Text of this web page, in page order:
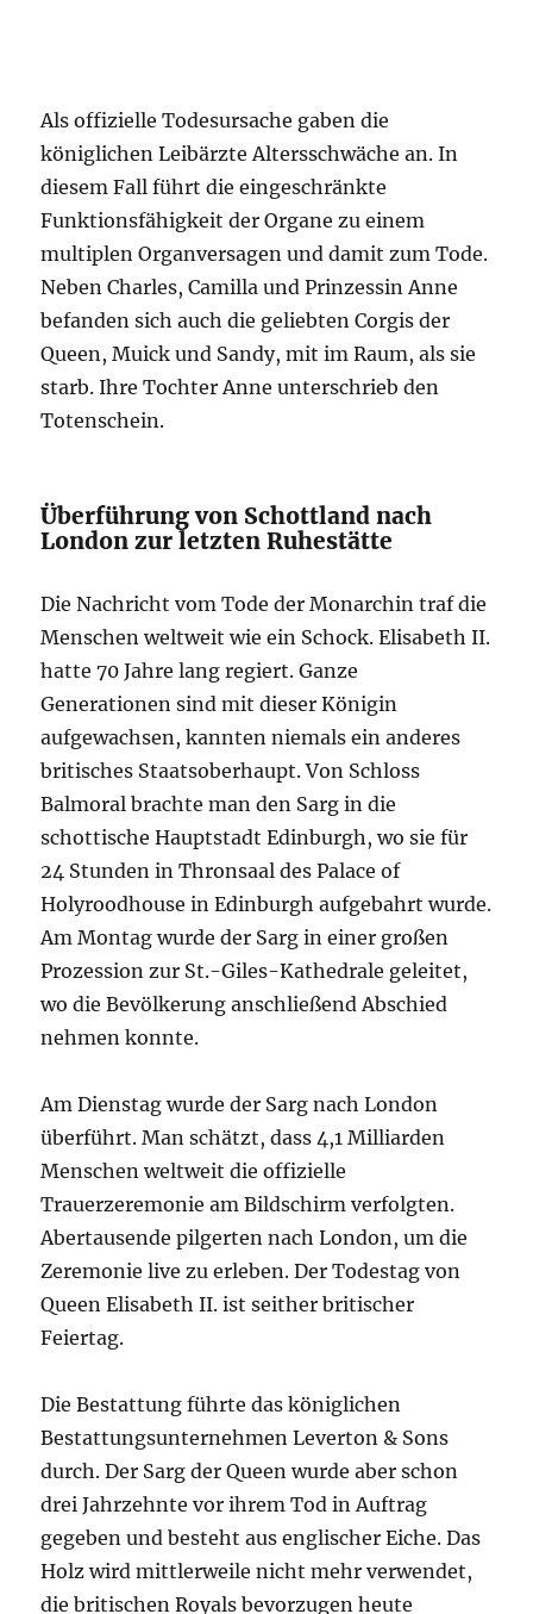
Als offizielle Todesursache gaben die
königlichen Leibärzte Altersschwäche an. In
diesem Fall führt die eingeschränkte
Funktionsfähigkeit der Organe zu einem
multiplen Organversagen und damit zum Tode.
Neben Charles, Camilla und Prinzessin Anne
befanden sich auch die geliebten Corgis der
Queen, Muick und Sandy, mit im Raum, als sie
starb. Ihre Tochter Anne unterschrieb den
Totenschein.
Überführung von Schottland nach
London zur letzten Ruhestätte
Die Nachricht vom Tode der Monarchin traf die
Menschen weltweit wie ein Schock. Elisabeth II.
hatte 70 Jahre lang regiert. Ganze
Generationen sind mit dieser Königin
aufgewachsen, kannten niemals ein anderes
britisches Staatsoberhaupt. Von Schloss
Balmoral brachte man den Sarg in die
schottische Hauptstadt Edinburgh, wo sie für
24 Stunden in Thronsaal des Palace of
Holyroodhouse in Edinburgh aufgebahrt wurde.
Am Montag wurde der Sarg in einer großen
Prozession zur St.-Giles-Kathedrale geleitet,
wo die Bevölkerung anschließend Abschied
nehmen konnte.
Am Dienstag wurde der Sarg nach London
überführt. Man schätzt, dass 4,1 Milliarden
Menschen weltweit die offizielle
Trauerzeremonie am Bildschirm verfolgten.
Abertausende pilgerten nach London, um die
Zeremonie live zu erleben. Der Todestag von
Queen Elisabeth II. ist seither britischer
Feiertag.
Die Bestattung führte das königlichen
Bestattungsunternehmen Leverton & Sons
durch. Der Sarg der Queen wurde aber schon
drei Jahrzehnte vor ihrem Tod in Auftrag
gegeben und besteht aus englischer Eiche. Das
Holz wird mittlerweile nicht mehr verwendet,
die britischen Royals bevorzugen heute